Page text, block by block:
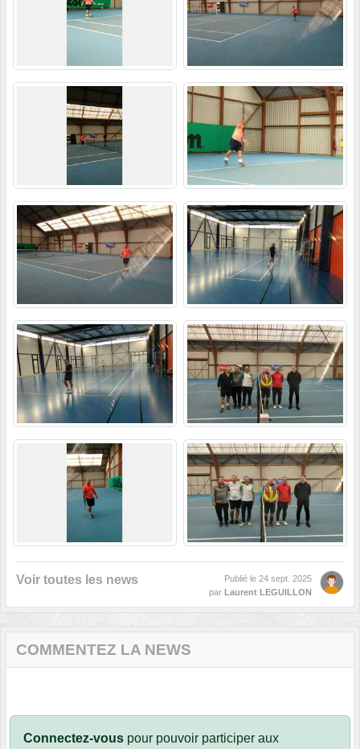
Voir toutes les news Publié le 24 sept. 2025
par Laurent LEGUILLON
COMMENTEZ LA NEWS
Connectez-vous pour pouvoir participer aux